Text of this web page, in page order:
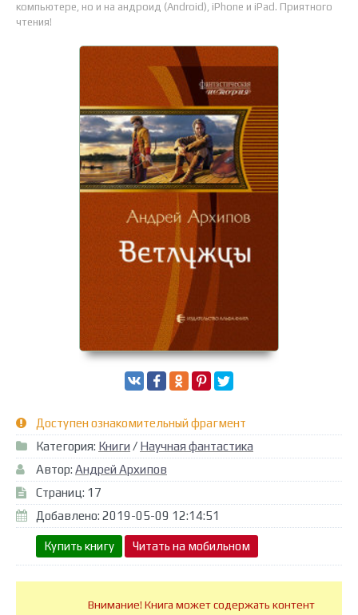
компьютере, но и на андроид (Android), iPhone и iPad. Приятного
чтения!
Доступен ознакомительный фрагмент
Категория: Книги / Научная фантастика
Автор: Андрей Архипов
Страниц: 17
Добавлено: 2019-05-09 12:14:51
Купить книгу Читать на мобильном
Внимание! Книга может содержать контент